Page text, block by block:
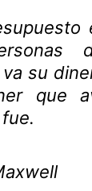
su
que